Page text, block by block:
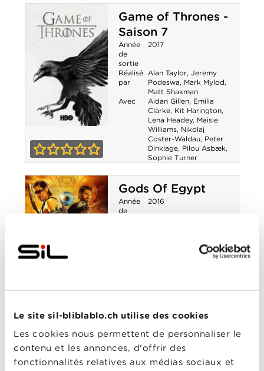
Le site sil-bliblablo.ch utilise des cookies
Les cookies nous permettent de personnaliser le
contenu et les annonces, d'offrir des
fonctionnalités relatives aux médias sociaux et
Game of Thrones -
Saison 7
Thrones - Saison
7
Année
de
sortie
2017
Réalisé
par
Alan Taylor, Jeremy
Podeswa, Mark Mylod,
Matt Shakman
Avec
Aidan Gillen, Emilia
Clarke, Kit Harington,
Lena Headey, Maisie
Williams, Nikolaj
Coster-Waldau, Peter
Dinklage, Pilou Asbæk,
Sophie Turner
Gods Of Egypt
Année
de
2016
Brenton Thwaites,
Chadwick Boseman,
Saison 5
Année
de